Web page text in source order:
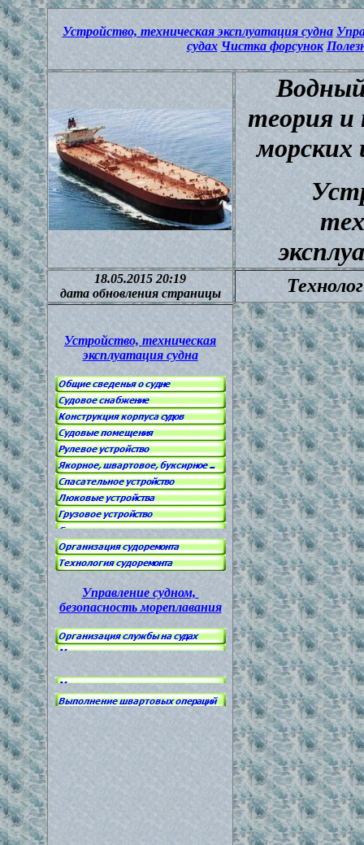
Устройство, техническая эксплуатация судна
судах Чистка форсунок
теория и
морских
18.05.2015 20:19
дата обновления страницы
Устройство, техническая
эксплуатация судна
Управление судном,
безопасность мореплавания